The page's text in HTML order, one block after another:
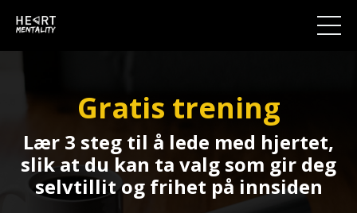
Gratis trening
Lær 3 steg til å lede med hjertet,
slik at du kan ta valg som gir deg
selvtillit og frihet på innsiden